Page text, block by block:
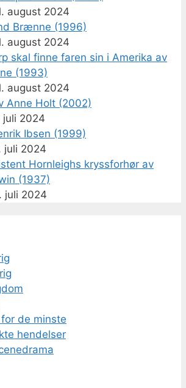
august 2024
Brænne (1996)
august 2024
skal finne faren sin i Amerika av
(1993)
august 2024
Anne Holt (2002)
juli 2024
Ibsen (1999)
juli 2024
Hornleighs kryssforhør av
(1937)
juli 2024
de minste
hendelser